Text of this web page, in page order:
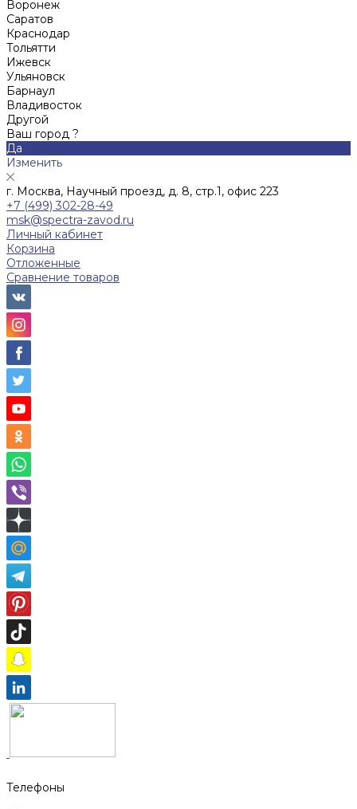
Воронеж
Саратов
Краснодар
Тольятти
Ижевск
Ульяновск
Барнаул
Владивосток
Другой
Ваш город ?
Да
Изменить
г. Москва, Научный проезд, д. 8, стр.1, офис 223
+7 (499) 302-28-49
msk@spectra-zavod.ru
Личный кабинет
Корзина
Отложенные
Сравнение товаров
Телефоны